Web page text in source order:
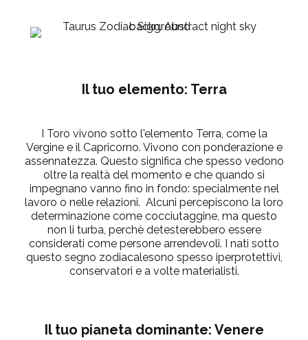
Il tuo elemento: Terra
I Toro vivono sotto l'elemento Terra, come la
Vergine e il Capricorno. Vivono con ponderazione e
assennatezza. Questo significa che spesso vedono
oltre la realtà del momento e che quando si
impegnano vanno fino in fondo: specialmente nel
lavoro o nelle relazioni. Alcuni percepiscono la loro
determinazione come cocciutaggine, ma questo
non li turba, perchè detesterebbero essere
considerati come persone arrendevoli. I nati sotto
questo segno zodiacalesono spesso iperprotettivi,
conservatori e a volte materialisti.
Il tuo pianeta dominante: Venere